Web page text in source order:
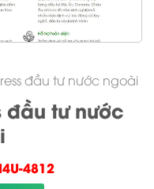
đầu tư nước ngoài
đầu tư nước
4812